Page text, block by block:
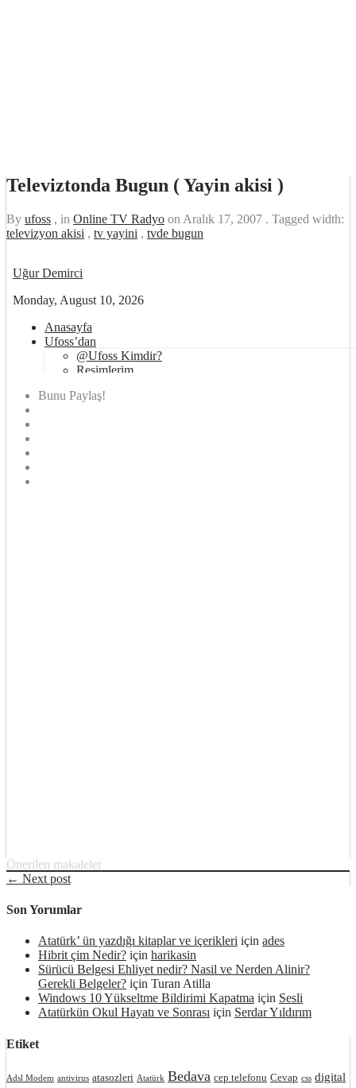
Televiztonda Bugun ( Yayin akisi )
By ufoss , in Online TV Radyo on Aralık 17, 2007 . Tagged width:
televizyon akisi , tv yayini , tvde bugun
Bunu Paylaş!
Önerilen makaleler
← Next post
Son Yorumlar
Atatürk’ ün yazdığı kitaplar ve içerikleri için ades
Hibrit çim Nedir? için harikasin
Sürücü Belgesi Ehliyet nedir? Nasil ve Nerden Alinir?
Gerekli Belgeler? için Turan Atilla
Windows 10 Yükseltme Bildirimi Kapatma için Sesli
Atatürkün Okul Hayatı ve Sonrası için Serdar Yıldırım
Etiket
Adsl Modem antivirus atasozleri Atatürk Bedava cep telefonu Cevap css digital